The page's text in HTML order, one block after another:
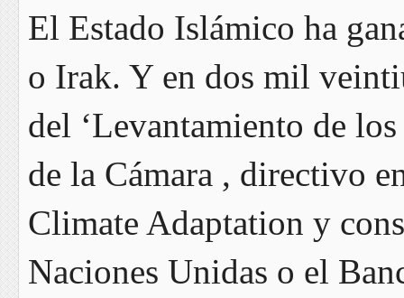
El Estado Islámico ha
o Irak. Y en dos mil
del ‘Levantamiento de
de la Cámara , directivo
Climate Adaptation y
Naciones Unidas o el